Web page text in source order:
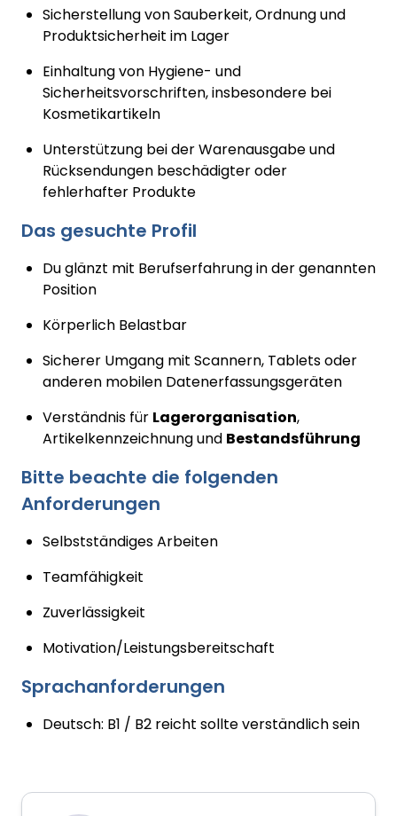
Sicherstellung von Sauberkeit, Ordnung und
Produktsicherheit im Lager
Einhaltung von Hygiene- und
Sicherheitsvorschriften, insbesondere bei
Kosmetikartikeln
Unterstützung bei der Warenausgabe und
Rücksendungen beschädigter oder
fehlerhafter Produkte
Das gesuchte Profil
Du glänzt mit Berufserfahrung in der genannten
Position
Körperlich Belastbar
Sicherer Umgang mit Scannern, Tablets oder
anderen mobilen Datenerfassungsgeräten
Verständnis für Lagerorganisation,
Artikelkennzeichnung und Bestandsführung
Bitte beachte die folgenden
Anforderungen
Selbstständiges Arbeiten
Teamfähigkeit
Zuverlässigkeit
Motivation/Leistungsbereitschaft
Sprachanforderungen
Deutsch: B1 / B2 reicht sollte verständlich sein